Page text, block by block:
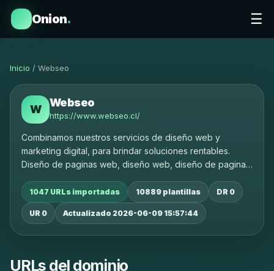
Onion. ☰
Inicio / Webseo
W
Webseo
https://www.webseo.cl/
Combinamos nuestros servicios de diseño web y
marketing digital, para brindar soluciones rentables.
Diseño de paginas web, diseño web, diseño de paginas
1047 URLs importadas 10889 plantillas DR 0
UR 0 Actualizado 2026-06-09 15:57:44
URLs del dominio